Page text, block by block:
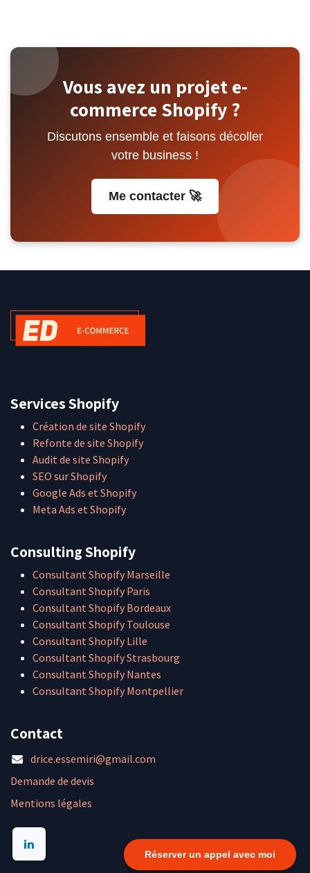
Réserver un appel avec moi
Vous avez un projet e-
commerce Shopify ?
Discutons ensemble et faisons décoller
votre business !
Me contacter 🚀
Services Shopify
Création de site Shopify
Refonte de site Shopify
Audit de site Shopify
SEO sur Shopify
Google Ads et Shopify
Meta Ads et Shopify
Contact
drice.essemiri@gmail.com
Demande de devis
Mentions légales
Consulting Shopify
Consultant Shopify Marseille
Consultant Shopify Paris
Consultant Shopify Bordeaux
Consultant Shopify Toulouse
Consultant Shopify Lille
Consultant Shopify Strasbourg
Consultant Shopify Nantes
Consultant Shopify Montpellier